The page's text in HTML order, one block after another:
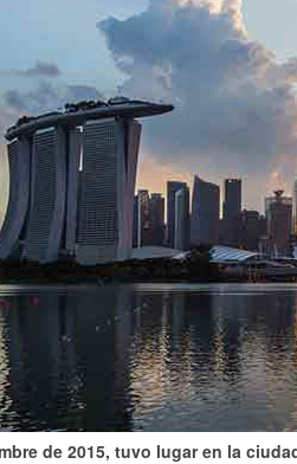
de 2015, tuvo lugar en la